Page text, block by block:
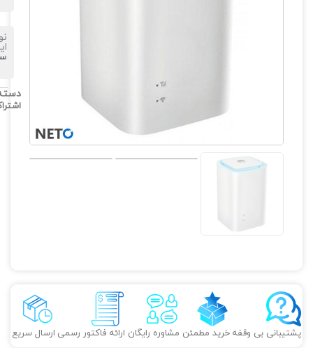
پشتیبانی بی وقفه خرید مطمئن مشاوره رایگان ارائه فاکتور رسمی ارسال سریع